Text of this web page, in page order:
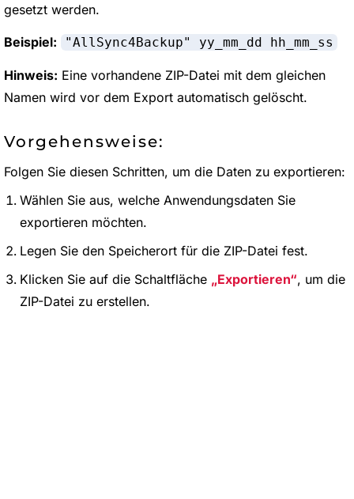
gesetzt werden.
Beispiel: "AllSync4Backup" yy_mm_dd hh_mm_ss
Hinweis: Eine vorhandene ZIP-Datei mit dem gleichen
Namen wird vor dem Export automatisch gelöscht.
Vorgehensweise:
Folgen Sie diesen Schritten, um die Daten zu exportieren:
Wählen Sie aus, welche Anwendungsdaten Sie
exportieren möchten.
Legen Sie den Speicherort für die ZIP-Datei fest.
Klicken Sie auf die Schaltfläche
Exportieren , um die
ZIP-Datei zu erstellen.